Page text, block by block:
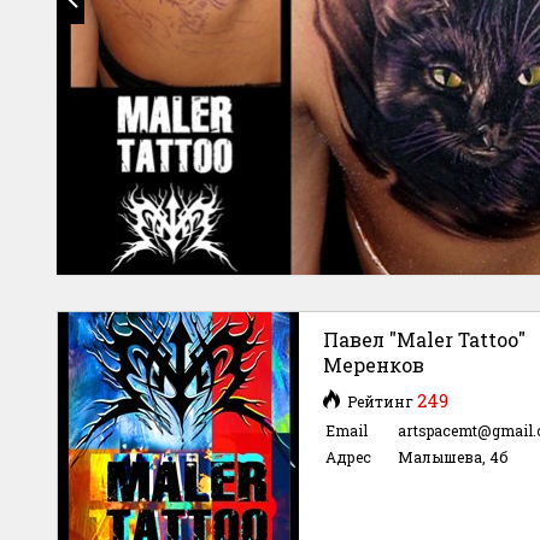
Павел "Maler Tattoo"
Меренков
Рейтинг249
Email
Адрес
Малышева, 4б